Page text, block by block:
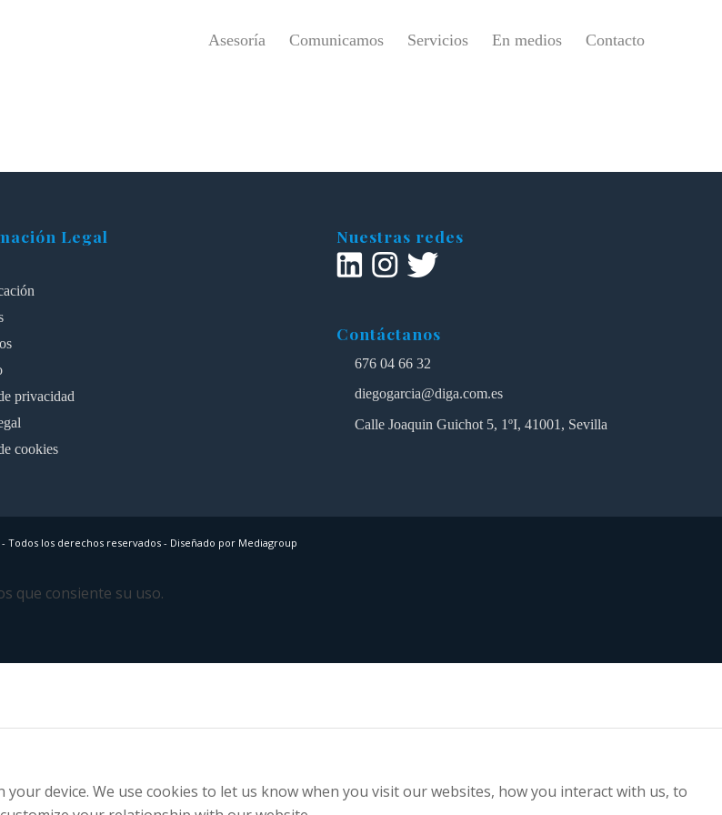
Asesoría Comunicamos Servicios En medios Contacto
Legal
privacidad
cookies
Nuestras redes
Contáctanos
676 04 66 32
diegogarcia@diga.com.es
Calle Joaquin Guichot 5, 1ºI, 41001, Sevilla
Todos los derechos reservados - Diseñado por Mediagroup
que consiente su uso.
your device. We use cookies to let us know when you visit our websites, how you interact with us, to